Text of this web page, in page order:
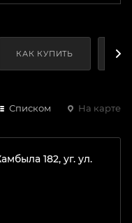
КАК КУПИТЬ
Списком На карте
182, уг. ул.